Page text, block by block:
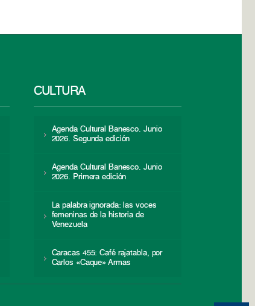
CULTURA
Agenda Cultural Banesco. Junio
2026. Segunda edición
Agenda Cultural Banesco. Junio
2026. Primera edición
La palabra ignorada: las voces
femeninas de la historia de
Venezuela
Caracas 455: Café rajatabla, por
Carlos «Caque» Armas